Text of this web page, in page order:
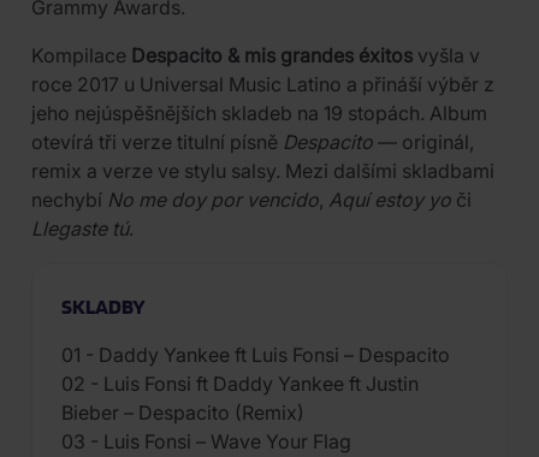
Grammy Awards.
Kompilace Despacito & mis grandes éxitos vyšla v
roce 2017 u Universal Music Latino a přináší výběr z
jeho nejúspěšnějších skladeb na 19 stopách. Album
otevírá tři verze titulní písně Despacito — originál,
remix a verze ve stylu salsy. Mezi dalšími skladbami
nechybí No me doy por vencido, Aquí estoy yo či
Llegaste tú.
SKLADBY
01 - Daddy Yankee ft Luis Fonsi – Despacito
02 - Luis Fonsi ft Daddy Yankee ft Justin
Bieber – Despacito (Remix)
03 - Luis Fonsi – Wave Your Flag